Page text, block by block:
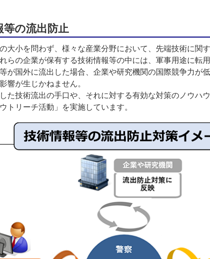
の流出防止
大小を問わず、様々な産業分野において、先端技術に関
らの企業が保有する技術情報等の中には、軍事用途に転
が国外に流出した場合、企業や研究機関の国際競争力が
響が生じかねません。
た技術流出の手口や、それに対する有効な対策のノウハ
トリーチ活動」を実施しています。